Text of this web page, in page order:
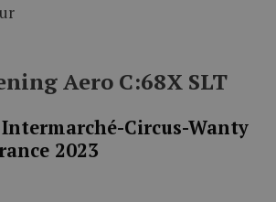
Aero C:68X SLT
Circus-Wanty
2023